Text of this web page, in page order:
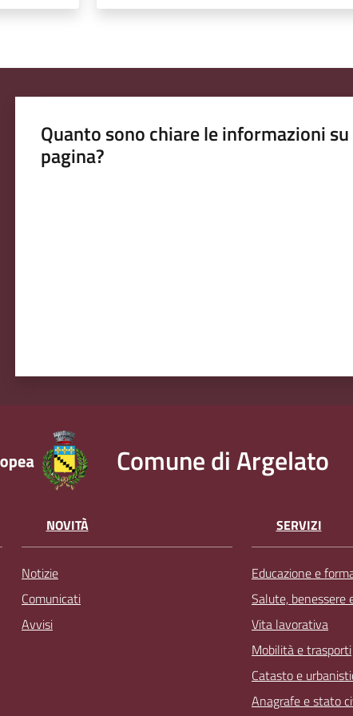
Quanto sono chiare le informazioni
pagina?
Comune di Argelato
NOVITÀ
Notizie
Comunicati
Avvisi
SERVIZI
Educazione e
Salute, benessere
Vita lavorativa
Mobilità e trasporti
Catasto e
Anagrafe e stato